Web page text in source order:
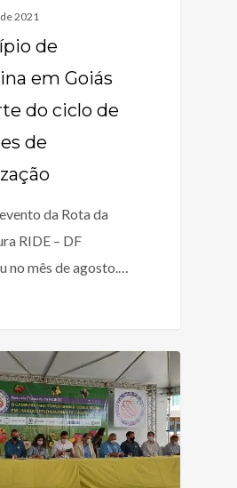
2021
de
em Goiás
do ciclo de
de
da Rota da
RIDE – DF
no mês de agosto.…